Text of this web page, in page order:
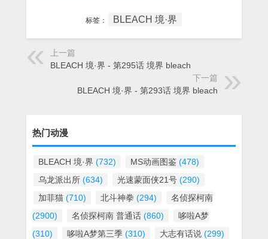
标签： BLEACH 境·界
上一篇
BLEACH 境·界 - 第295话 境界 bleach
下一篇
BLEACH 境·界 - 第293话 境界 bleach
热门动漫
BLEACH 境·界 (732) MS动画图鉴 (478)
乌龙派出所 (634) 光速蒙面侠21号 (290)
加菲猫 (710) 北斗神拳 (294)
名侦探柯南
(2900)
名侦探柯南 普通话 (860)
哆啦A梦
(310)
哆啦A梦第三季 (310) 大志有话说 (299)